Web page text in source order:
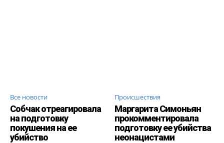
Все новости
Собчак отреагировала
на подготовку
покушения на ее
убийство
Происшествия
Маргарита Симоньян
прокомментировала
подготовку ее убийства
неонацистами